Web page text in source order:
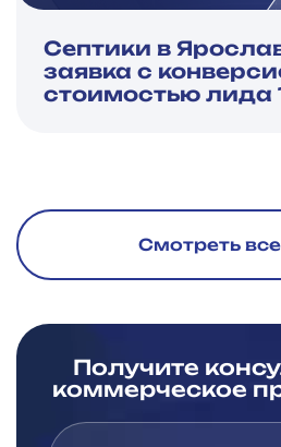
Септики в
заявка с
стоимостью лида
Смотреть
Получите
коммерческое